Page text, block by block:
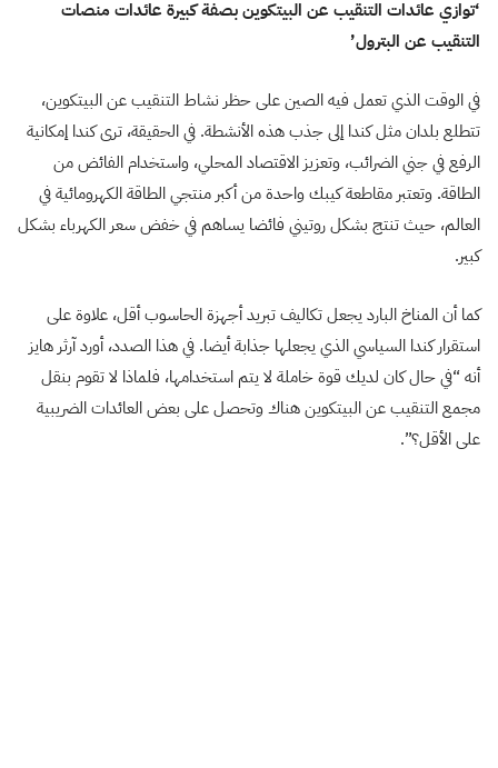
‘توازي عائدات التنقيب عن البيتكوين بصفة كبيرة عائدات منصات
التنقيب عن البترول’
في الوقت الذي تعمل فيه الصين على حظر نشاط التنقيب عن البيتكوين،
تتطلع بلدان مثل كندا إلى جذب هذه الأنشطة. في الحقيقة، ترى كندا إمكانية
الرفع في جني الضرائب، وتعزيز الاقتصاد المحلي، واستخدام الفائض من
الطاقة. وتعتبر مقاطعة كيبك واحدة من أكبر منتجي الطاقة الكهرومائية في
العالم، حيث تنتج بشكل روتيني فائضا يساهم في خفض سعر الكهرباء بشكل
كبير.
كما أن المناخ البارد يجعل تكاليف تبريد أجهزة الحاسوب أقل، علاوة على
استقرار كندا السياسي الذي يجعلها جذابة أيضا. في هذا الصدد، أورد آرثر هايز
أنه “في حال كان لديك قوة خاملة لا يتم استخدامها، فلماذا لا تقوم بنقل
مجمع التنقيب عن البيتكوين هناك وتحصل على بعض العائدات الضريبية
على الأقل؟”.